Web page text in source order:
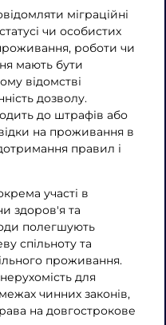
міграційні
чи особистих
роботи чи
мають бути
відомстві
дозволу.
до штрафів або
на проживання в
правил і
участі в
здоров'я та
полегшують
спільноту та
проживання.
для
чинних законів,
на довгострокове